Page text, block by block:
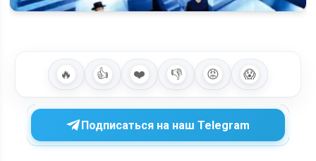
🔥 👍 ❤️ 👎 😡 😱
Подписаться на наш Telegram